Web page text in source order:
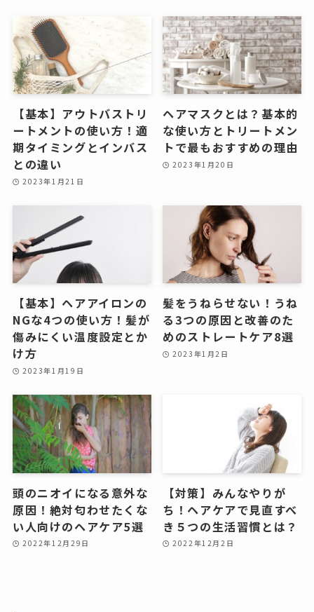
【基本】アウトバストリ
ートメントの使い方！適
期タイミングとインバス
との違い
2023年1月21日
ヘアマスクとは？基本的
な使い方とトリートメン
トで最もおすすめの理由
2023年1月20日
【基本】ヘアアイロンの
NGな4つの使い方！髪が
傷みにくい温度設定とか
け方
2023年1月19日
髪をうねらせない！うね
る3つの原因と改善のた
めのストレートケア8選
2023年1月2日
頭のニオイになる意外な
原因！絶対匂わせたくな
い人向けのヘアケア5選
2022年12月29日
【対策】みんなやりが
ち！ヘアケアで見直すべ
き５つの生活習慣とは？
2022年12月2日